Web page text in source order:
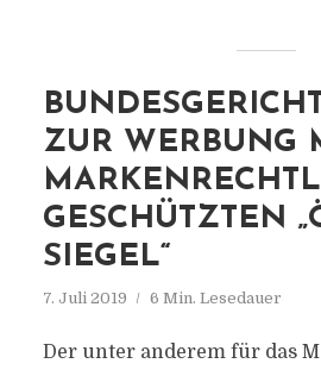
ZUR WERBUNG
GESCHÜTZTEN
SIEGEL“
7. Juli 2019 6 Min. Lesedauer
Der unter anderem für das